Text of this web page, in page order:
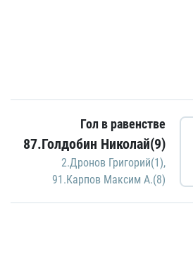
Гол в равенстве
87.Голдобин Николай(9)
2.Дронов Григорий(1),
91.Карпов Максим А.(8)